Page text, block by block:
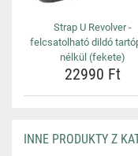
Strap U Revolver -
felcsatolható dildó
nélkül (fekete)
22990 Ft
INNE PRODUKTY Z